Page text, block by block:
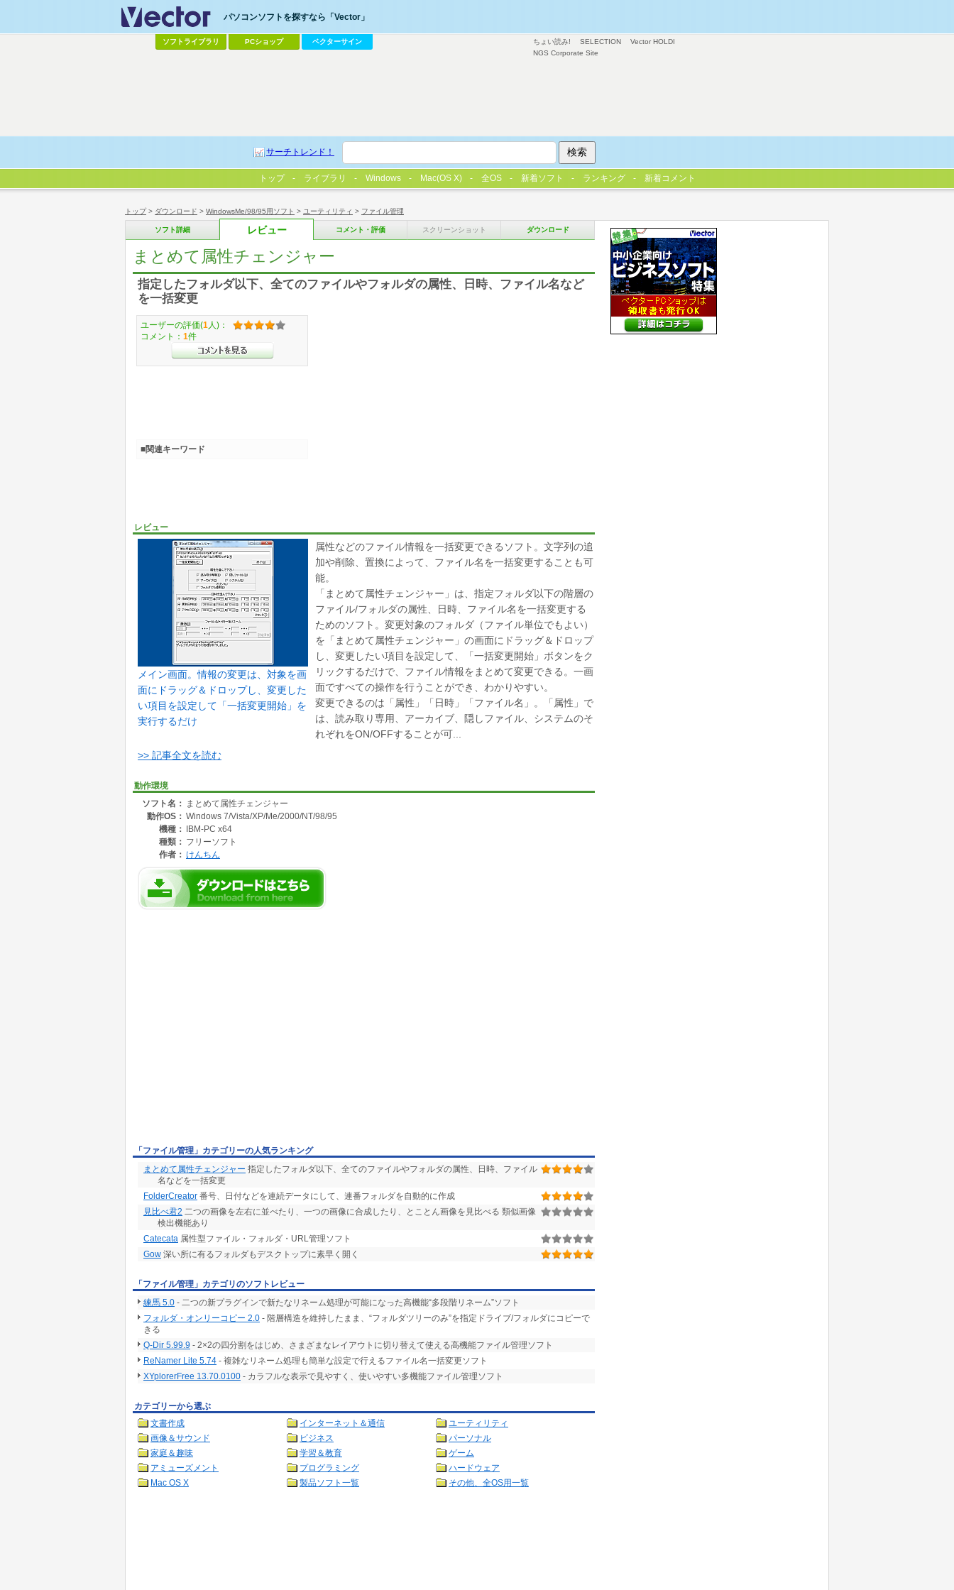
トップ> ダウンロード > WindowsMe/98/95用ソフト > ユーティリティ > ファイル管理
ソフト詳細 レビュー コメント・評価 スクリーンショット ダウンロード
まとめて属性チェンジャー
指定したフォルダ以下、全てのファイルやフォルダの属性、日時、ファイル名など
を一括変更
レビュー
メイン画面。情報の変更は、対象を画
面にドラッグ＆ドロップし、変更した
い項目を設定して「一括変更開始」を
実行するだけ
属性などのファイル情報を一括変更できるソフト。文字列の追
加や削除、置換によって、ファイル名を一括変更することも可
能。
「まとめて属性チェンジャー」は、指定フォルダ以下の階層の
ファイル/フォルダの属性、日時、ファイル名を一括変更する
ためのソフト。変更対象のフォルダ（ファイル単位でもよい）
を「まとめて属性チェンジャー」の画面にドラッグ＆ドロップ
し、変更したい項目を設定して、「一括変更開始」ボタンをク
リックするだけで、ファイル情報をまとめて変更できる。一画
面ですべての操作を行うことができ、わかりやすい。
変更できるのは「属性」「日時」「ファイル名」。「属性」で
は、読み取り専用、アーカイブ、隠しファイル、システムのそ
れぞれをON/OFFすることが可...
>> 記事全文を読む
動作環境
ソフト名： まとめて属性チェンジャー
動作OS： Windows 7/Vista/XP/Me/2000/NT/98/95
機種： IBM-PC x64
種類： フリーソフト
作者： けんちん
ユーザーの評価(1 人)：
コメント： 1件
■関連キーワード
「ファイル管理」カテゴリーの人気ランキング
まとめて属性チェンジャー 指定したフォルダ以下、全てのファイルやフォルダの属性、日時、ファイル
名などを一括変更
FolderCreator 番号、日付などを連続データにして、連番フォルダを自動的に作成
見比べ君2 二つの画像を左右に並べたり、一つの画像に合成したり、とことん画像を見比べる 類似画像
検出機能あり
Catecata 属性型ファイル・フォルダ・URL管理ソフト
Gow 深い所に有るフォルダもデスクトップに素早く開く
「ファイル管理」カテゴリのソフトレビュー
練馬 5.0 - 二つの新プラグインで新たなリネーム処理が可能になった高機能“多段階リネーム”ソフト
フォルダ・オンリーコピー 2.0 - 階層構造を維持したまま、“フォルダツリーのみ”を指定ドライブ/フォルダにコピーで
きる
Q-Dir 5.99.9 - 2×2の四分割をはじめ、さまざまなレイアウトに切り替えて使える高機能ファイル管理ソフト
ReNamer Lite 5.74 - 複雑なリネーム処理も簡単な設定で行えるファイル名一括変更ソフト
XYplorerFree 13.70.0100 - カラフルな表示で見やすく、使いやすい多機能ファイル管理ソフト
カテゴリーから選ぶ
文書作成
インターネット＆通信
ユーティリティ
画像＆サウンド
ビジネス
パーソナル
家庭＆趣味
学習＆教育
ゲーム
アミューズメント
プログラミング
ハードウェア
Mac OS X
製品ソフト一覧 その他、全OS用一覧
ちょい読み! SELECTION
Vector HOLDI
NGS Corporate Site
パソコンソフトを探すなら「Vector」
ソフトライブラリ PCショップ ベクターサイン
サーチトレンド！
トップ ライブラリ Windows Mac(OS X) 全OS 新着ソフト ランキング 新着コメント